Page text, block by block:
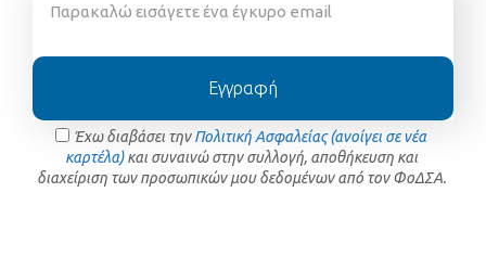
Έχω διαβάσει τηνΠολιτική Ασφαλείας (ανοίγει σε νέα
καρτέλα)και συναινώ στην συλλογή, αποθήκευση και
διαχείριση των προσωπικών μου δεδομένων από τον ΦοΔΣΑ.
Εγγραφή